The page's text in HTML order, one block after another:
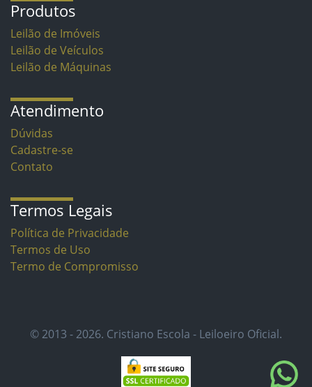
Produtos
Leilão de Imóveis
Leilão de Veículos
Leilão de Máquinas
Atendimento
Dúvidas
Cadastre-se
Contato
Termos Legais
Política de Privacidade
Termos de Uso
Termo de Compromisso
© 2013 - 2026. Cristiano Escola - Leiloeiro Oficial.